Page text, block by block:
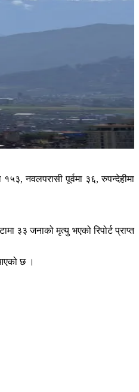
नवलपरासी पूर्वमा ३६, रुपन्देहीमा
जनाको मृत्यु भएको रिपोर्ट प्राप्त
छ ।